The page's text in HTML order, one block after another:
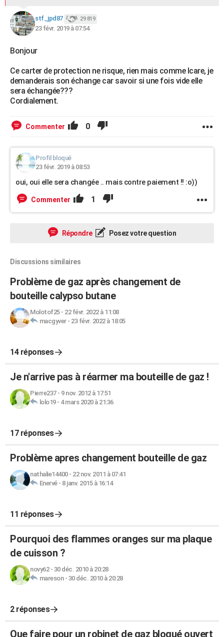
stf_jpd87 29 819
23 févr. 2019 à 07:54
Bonjour
Ce carter de protection ne risque, rien mais comme Icare, je
demanderais son échange car savoir si une fois vide elle
sera échangée???
Cordialement.
Commenter 0
Profil bloqué
23 févr. 2019 à 08:53
oui, oui elle sera changée .. mais contre paiement !! :o))
Commenter 1
Répondre Posez votre question
Discussions similaires
Problème de gaz après changement de
bouteille calypso butane
Molotof25- 22 févr. 2022 à 11:08
macgyver- 23 févr. 2022 à 18:05
14 réponses
Je n'arrive pas à réarmer ma bouteille de gaz !
Pierre237- 9 nov. 2012 à 17:51
lolo19- 4 mars 2020 à 21:36
17 réponses
Problème apres changement bouteille de gaz
nathalie14400- 22 nov. 2011 à 07:41
Enervé- 8 janv. 2015 à 16:14
11 réponses
Pourquoi des flammes oranges sur ma plaque
de cuisson ?
novy62- 30 déc. 2010 à 20:28
mareson- 30 déc. 2010 à 20:28
2 réponses
Que faire pour un robinet de gaz bloqué ouvert